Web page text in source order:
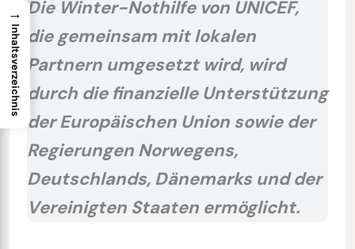
Die Winter-Nothilfe von UNICEF,
die gemeinsam mit lokalen
Partnern umgesetzt wird, wird
durch die finanzielle Unterstützung
der Europäischen Union sowie der
Regierungen Norwegens,
Deutschlands, Dänemarks und der
Vereinigten Staaten ermöglicht.
→
Inhaltsverzeichnis